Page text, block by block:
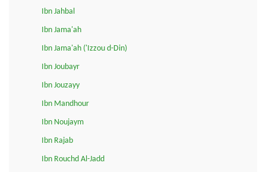
Ibn Jahbal
Ibn Jama'ah
Ibn Jama'ah ('Izzou d-Din)
Ibn Joubayr
Ibn Jouzayy
Ibn Mandhour
Ibn Noujaym
Ibn Rajab
Ibn Rouchd Al-Jadd